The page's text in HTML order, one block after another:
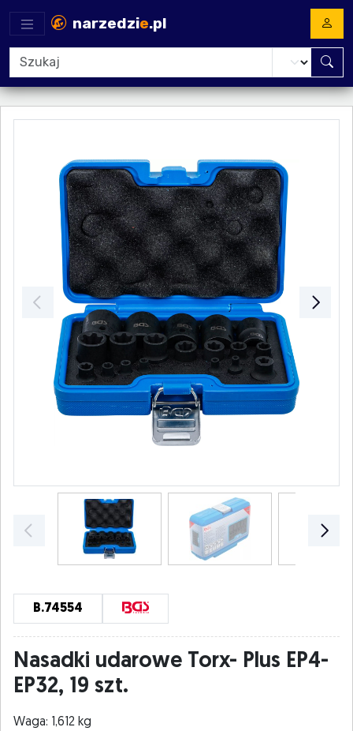
narzedzie.pl
B.74554
Nasadki udarowe Torx- Plus EP4-
EP32, 19 szt.
Waga: 1,612 kg